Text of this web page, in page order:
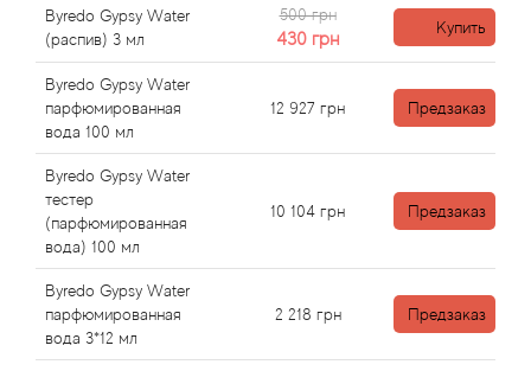
Byredo Gypsy Water
(распив) 3 мл
500 грн
430 грн
Купить
Byredo Gypsy Water
парфюмированная
вода 100 мл
12 927 грн Предзаказ
Byredo Gypsy Water
тестер
(парфюмированная
вода) 100 мл
10 104 грн Предзаказ
Byredo Gypsy Water
парфюмированная
вода 3*12 мл
2 218 грн Предзаказ
Anima Mundi
Anna Sui
Annayake
Anne Fontaine
Annick Goutal
Antonia's Flowers